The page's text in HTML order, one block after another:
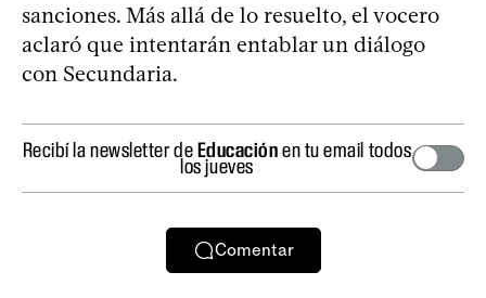
sanciones. Más allá de lo resuelto, el vocero
aclaró que intentarán entablar un diálogo
con Secundaria.
Recibí la newsletter deEducaciónen tu email todos
los jueves
Comentar